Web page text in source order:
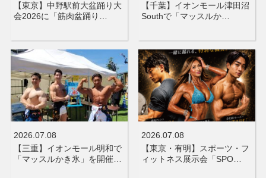
【東京】中野駅前大盆踊り大
会2026に「筋肉盆踊り…
【千葉】イオンモール津田沼
Southで「マッスルか…
2026.07.08
【三重】イオンモール明和で
「マッスルかき氷」を開催…
2026.07.08
【東京・有明】スポーツ・フ
ィットネス展示会「SPO…